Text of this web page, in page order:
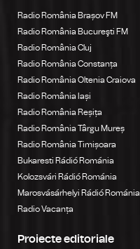
Radio România Brașov FM
Radio România Bucureşti FM
Radio România Cluj
Radio România Constanța
Radio România Oltenia Craiova
Radio România Iași
Radio România Reșița
Radio România Târgu Mureș
Radio România Timișoara
Bukaresti Rádió Románia
Kolozsvári Rádió Románia
Marosvásárhelyi Rádió Románia
Radio Vacanța
Proiecte editoriale